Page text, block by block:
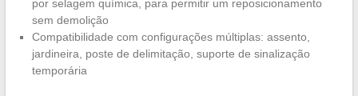
por selagem química, para permitir um reposicionamento
sem demolição
Compatibilidade com configurações múltiplas: assento,
jardineira, poste de delimitação, suporte de sinalização
temporária